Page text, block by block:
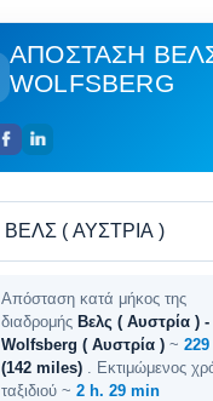
ΑΠΌΣΤΑΣΗ
WOLFSBERG
Απόσταση κατά μήκος της
διαδρομής Βελς ( Αυστρία ) -
Wolfsberg ( Αυστρία ) ~
(142 miles)
. Εκτιμώμενος
ταξιδιού ~ 2 h. 29 min